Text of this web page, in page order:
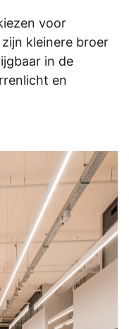
voor
kleinere broer
in de
en